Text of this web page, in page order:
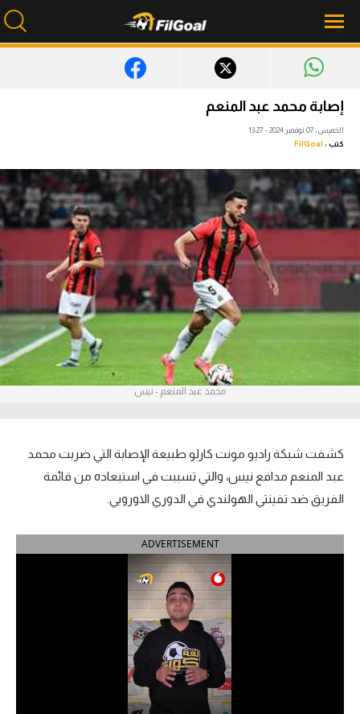
محتوى إخباري
الرئيسية
مباريات
ميركاتو
فانتازي في الجول
مسابقة التوقعات
آراء حرة
بطولات
أمريكا 2026
الدوري الإنجليزي الممتاز
إصابة محمد عبد المنعم
الخميس، 07 نوفمبر 2024 - 13:27
كتب : FilGoal
محمد عبد المنعم - نيس
كشفت شبكة راديو مونت كارلو طبيعة الإصابة التي ضربت محمد
عبد المنعم مدافع نيس، والتي تسببت في استبعاده من قائمة
الفريق ضد تفينتي الهولندي في الدوري الاوروبي.
ADVERTISEMENT